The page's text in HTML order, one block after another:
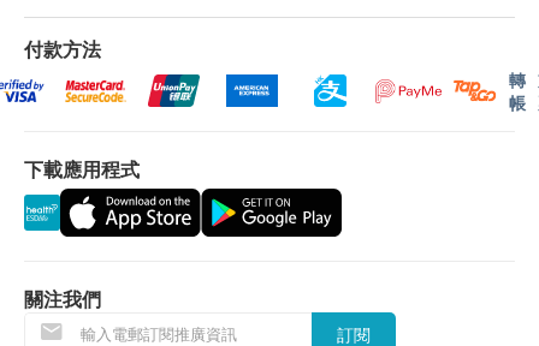
付款方法
轉
帳
下載應用程式
關注我們
訂閱